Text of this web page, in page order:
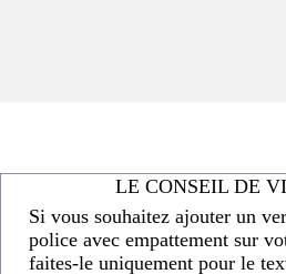
LE CONSEIL DE
Si vous souhaitez ajouter un
police avec empattement sur
faites-le uniquement pour le